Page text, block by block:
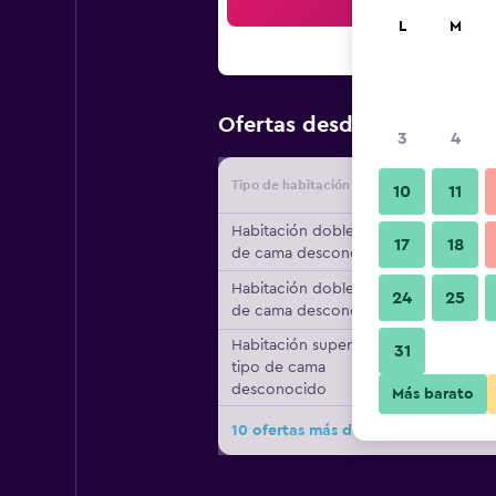
Ofertas desde Oferta
Tipo de habitación
Habitación doble, tipo
de cama desconocido
Habitación doble, tipo
de cama desconocido
Habitación superior,
tipo de cama
desconocido
10 ofertas más de Hôtel des Beaux
L M
3 4
10 11
17 18
24 25
31
Más barato